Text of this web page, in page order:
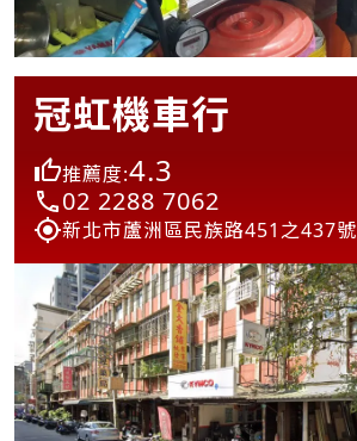
冠虹機車行
推薦度:4.3
02 2288 7062
新北市蘆洲區民族路451之437號